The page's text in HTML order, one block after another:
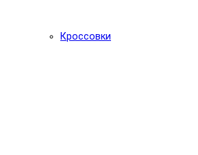
Кроссовки